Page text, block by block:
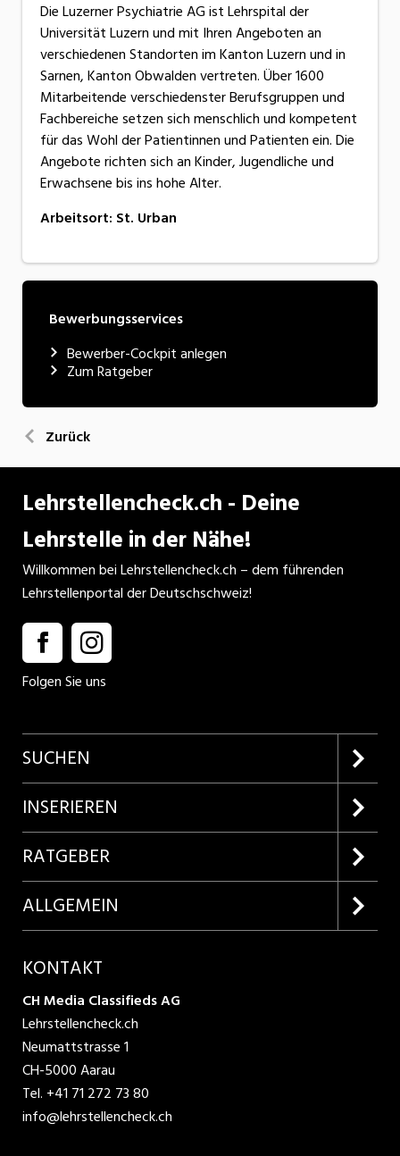
Die Luzerner Psychiatrie AG ist Lehrspital der
Universität Luzern und mit Ihren Angeboten an
verschiedenen Standorten im Kanton Luzern und in
Sarnen, Kanton Obwalden vertreten. Über 1600
Mitarbeitende verschiedenster Berufsgruppen und
Fachbereiche setzen sich menschlich und kompetent
für das Wohl der Patientinnen und Patienten ein. Die
Angebote richten sich an Kinder, Jugendliche und
Erwachsene bis ins hohe Alter.
Arbeitsort: St. Urban
Bewerbungsservices
Bewerber-Cockpit anlegen
Zum Ratgeber
Zurück
Lehrstellencheck.ch - Deine
Lehrstelle in der Nähe!
Willkommen bei Lehrstellencheck.ch – dem führenden
Lehrstellenportal der Deutschschweiz!
Folgen Sie uns
SUCHEN
Firmenprofile entdecken
Lehrstellen suchen
INSERIEREN
Kundenlogin
Inserieren
Produkte
RATGEBER
Lehrberufe entdecken
ALLGEMEIN
AGB
Datenschutzbestimmungen
Nutzungsbedingungen
Impressum
KONTAKT
CH Media Classifieds AG
Lehrstellencheck.ch
Neumattstrasse 1
CH-5000 Aarau
Tel. +41 71 272 73 80
info@lehrstellencheck.ch